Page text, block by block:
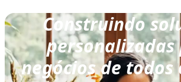
Construindo
personalizadas
negócios de todos